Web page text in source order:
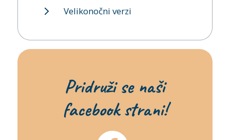
Velikonočni verzi
Pridruži se naši
facebook strani!